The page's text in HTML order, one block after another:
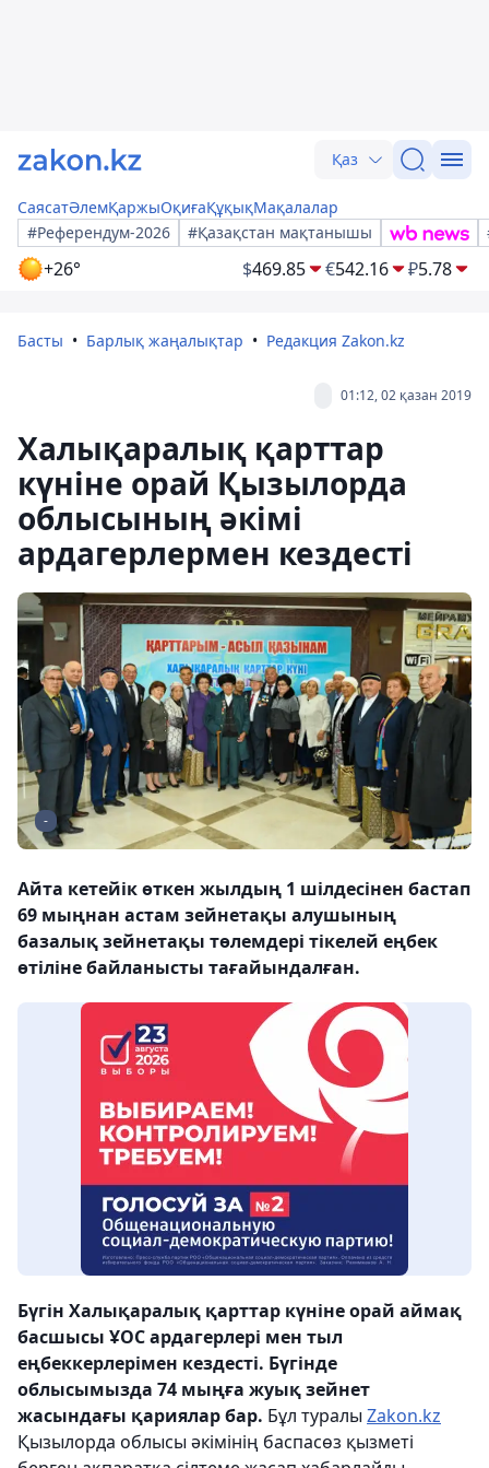
Қаз
СаясатӘлемҚаржыОқиғаҚұқықМақалалар
#Референдум-2026
#Қазақстан мақтанышы
+26° $469.85 €542.16 ₽5.78
Басты Барлық жаңалықтар Редакция Zakon.kz
01:12, 02 қазан 2019
Халықаралық қарттар
күніне орай Қызылорда
облысының әкімі
ардагерлермен кездесті
-
Айта кетейік өткен жылдың 1 шілдесінен бастап
69 мыңнан астам зейнетақы алушының
базалық зейнетақы төлемдері тікелей еңбек
өтіліне байланысты тағайындалған.
Бүгін Халықаралық қарттар күніне орай аймақ
басшысы ҰОС ардагерлері мен тыл
еңбеккерлерімен кездесті. Бүгінде
облысымызда 74 мыңға жуық зейнет
жасындағы қариялар бар. Бұл туралы Zakon.kz
Қызылорда облысы әкімінің баспасөз қызметі